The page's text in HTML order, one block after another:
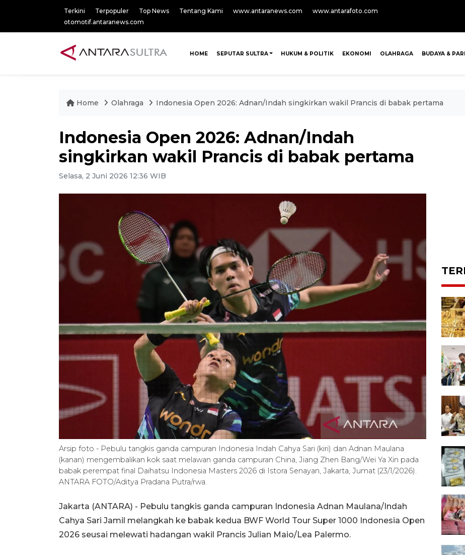
Terkini Terpopuler Top News Tentang Kami www.antaranews.com
www.antarafoto.com
otomotif.antaranews.com
HOME SEPUTAR SULTRA HUKUM & POLITIK EKONOMI OLAHRAGA BUDAYA &
Home Olahraga Indonesia Open 2026: Adnan/Indah singkirkan wakil Prancis di babak pertama
Indonesia Open 2026: Adnan/Indah
singkirkan wakil Prancis di babak pertama
Selasa, 2 Juni 2026 12:36 WIB
Arsip foto - Pebulu tangkis ganda campuran Indonesia Indah Cahya Sari (kiri) dan Adnan Maulana
(kanan) mengembalikan kok saat melawan ganda campuran China, Jiang Zhen Bang/Wei Ya Xin pada
babak perempat final Daihatsu Indonesia Masters 2026 di Istora Senayan, Jakarta, Jumat (23/1/2026).
ANTARA FOTO/Aditya Pradana Putra/rwa.
Jakarta (ANTARA) - Pebulu tangkis ganda campuran Indonesia Adnan Maulana/Indah
Cahya Sari Jamil melangkah ke babak kedua BWF World Tour Super 1000 Indonesia Open
2026 seusai melewati hadangan wakil Prancis Julian Maio/Lea Palermo.